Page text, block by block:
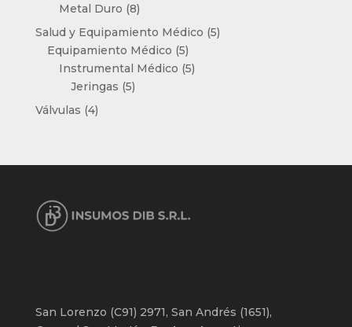
Metal Duro 88
productos
Salud y Equipamiento Médico 55
Equipamiento Médico 55
productos
Instrumental Médico 55
Jeringas 55
Válvulas 44
San Lorenzo (C91) 2971, San Andrés (1651),